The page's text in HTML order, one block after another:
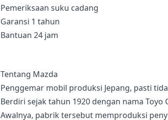
Pemeriksaan suku cadang
Garansi 1 tahun
Bantuan 24 jam
Tentang Mazda
Penggemar mobil produksi Jepang, pasti
Berdiri sejak tahun 1920 dengan nama Toyo
Awalnya, pabrik tersebut memproduksi